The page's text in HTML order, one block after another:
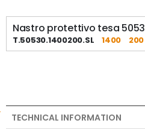
Nastro protettivo tesa
T.50530.1400200.SL 1400 200
TECHNICAL INFORMATION